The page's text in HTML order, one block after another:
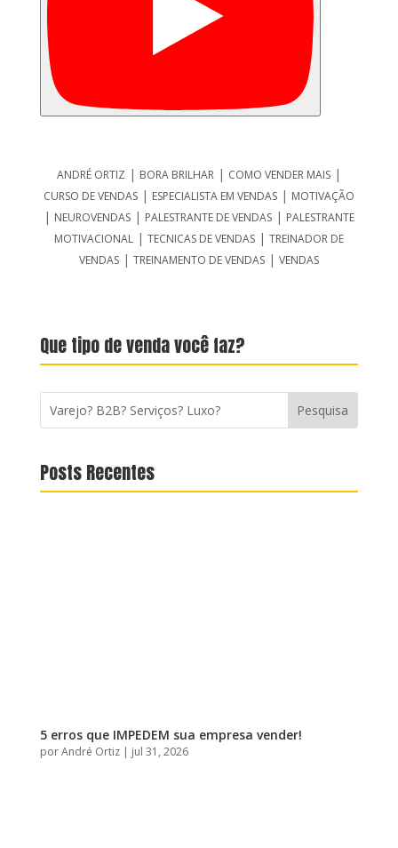
ANDRÉ ORTIZ | BORA BRILHAR| COMO VENDER MAIS|
CURSO DE VENDAS| ESPECIALISTA EM VENDAS| MOTIVAÇÃO
| NEUROVENDAS| PALESTRANTE DE VENDAS| PALESTRANTE
MOTIVACIONAL| TECNICAS DE VENDAS| TREINADOR DE
VENDAS| TREINAMENTO DE VENDAS| VENDAS
Que tipo de venda você faz?
Posts Recentes
5 erros que IMPEDEM sua empresa vender!
porAndré Ortiz| jul 31, 2026